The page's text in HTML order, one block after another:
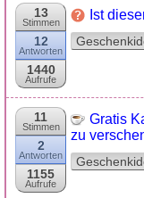
13
Stimmen
12
Antworten
1440
Aufrufe
Ist
11
Stimmen
2
Antworten
1155
Aufrufe
Gratis
zu